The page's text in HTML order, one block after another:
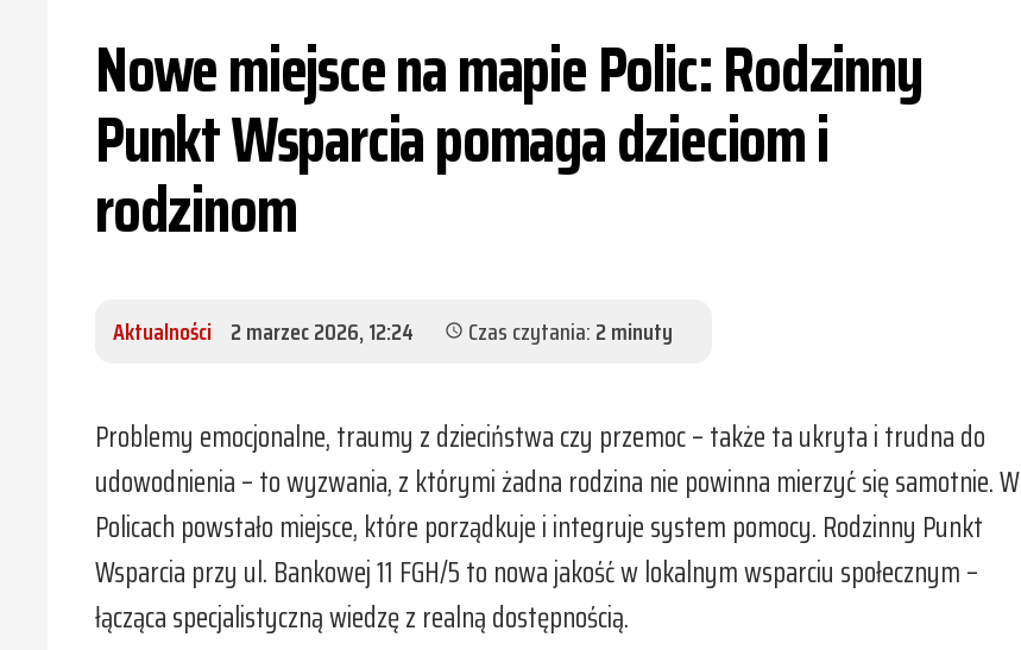
Nowe miejsce na mapie Polic: Rodzinny
Punkt Wsparcia pomaga dzieciom i
rodzinom
Aktualności 2 marzec 2026, 12:24 schedule Czas czytania:2 minuty
Problemy emocjonalne, traumy z dzieciństwa czy przemoc – także ta ukryta i trudna do
udowodnienia – to wyzwania, z którymi żadna rodzina nie powinna mierzyć się samotnie. W
Policach powstało miejsce, które porządkuje i integruje system pomocy. Rodzinny Punkt
Wsparcia przy ul. Bankowej 11 FGH/5 to nowa jakość w lokalnym wsparciu społecznym –
łącząca specjalistyczną wiedzę z realną dostępnością.